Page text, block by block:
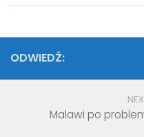
ODWIEDŹ:
Malawi po